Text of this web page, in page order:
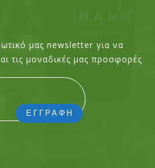
μας newsletter για να
τις μοναδικές μας προσφορές